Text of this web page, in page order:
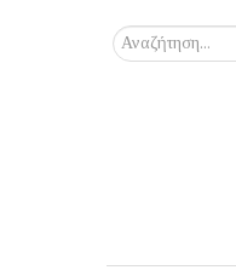
Αναζήτηση...